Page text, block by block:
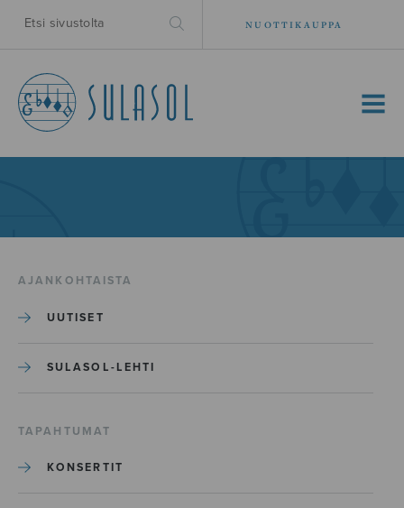
NUOTTIKAUPPA
MENU
AJANKOHTAISTA
UUTISET
SULASOL-LEHTI
TAPAHTUMAT
KONSERTIT